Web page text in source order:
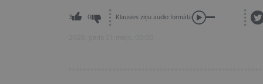
3 0 Klausies ziņu audio formātā
2026. gada 31. maijs, 00:00